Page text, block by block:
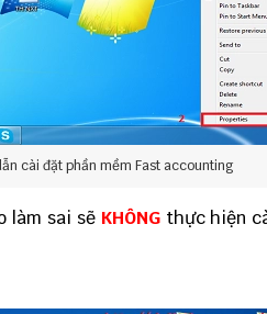
cài đặt phần mềm Fast accounting
làm sai sẽ KHÔNG thực hiện